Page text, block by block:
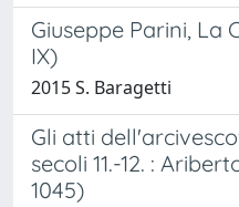
Giuseppe Parini, La
IX)
2015 S. Baragetti
Gli atti
secoli 11.-12. :
1045)